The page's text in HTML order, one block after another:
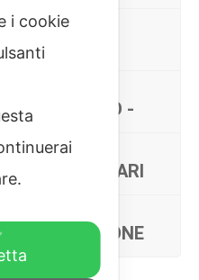
DI STATO -
AGRARI
FORESTAZIONE
i cookie